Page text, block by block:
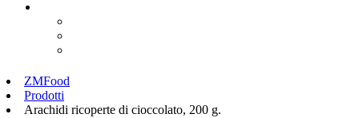
ZMFood
Prodotti
Arachidi ricoperte di cioccolato, 200 g.